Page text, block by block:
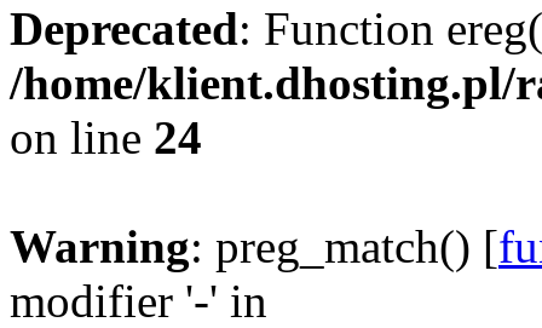
Deprecated: Function
/home/klient.dhosting.pl/
on line 24
Warning: preg_match() [
modifier '-' in